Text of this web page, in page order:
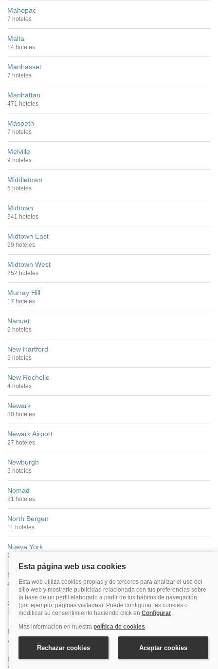
Mahopac
7 hoteles
Malta
14 hoteles
Manhasset
7 hoteles
Manhattan
471 hoteles
Maspeth
7 hoteles
Melville
9 hoteles
Middletown
5 hoteles
Midtown
341 hoteles
Midtown East
99 hoteles
Midtown West
252 hoteles
Murray Hill
17 hoteles
Nanuet
6 hoteles
New Hartford
5 hoteles
New Rochelle
4 hoteles
Newark
30 hoteles
Newark Airport
27 hoteles
Newburgh
5 hoteles
Nomad
21 hoteles
North Bergen
11 hoteles
Nueva York
787 hoteles
Nueva York Centro
440 hoteles
Olean
3 hoteles
Plainview
7 hoteles
Plattsburgh